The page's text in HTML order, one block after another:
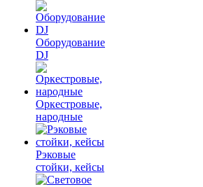
Оборудование
DJ
Оркестровые,
народные
Рэковые
стойки, кейсы